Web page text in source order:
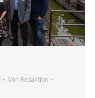
Von Redaktion